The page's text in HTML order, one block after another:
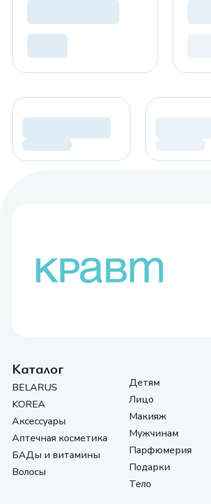
Каталог
BELARUS
KOREA
Аксессуары
Аптечная косметика
БАДы и витамины
Волосы
Детям
Лицо
Макияж
Мужчинам
Парфюмерия
Подарки
Тело